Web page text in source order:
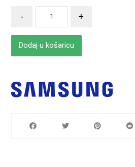
- +
Dodaj u košaricu